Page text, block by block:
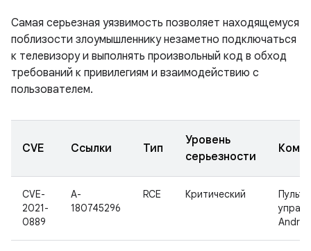
Самая серьезная уязвимость позволяет находящемуся
поблизости злоумышленнику незаметно подключаться
к телевизору и выполнять произвольный код в обход
требований к привилегиям и взаимодействию с
пользователем.
CVE Ссылки Тип
Уровень
серьезности
CVE-
2021-
0889
A-
180745296
RCE Критический
Пульт